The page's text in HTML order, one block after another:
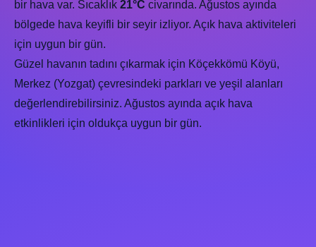
bir hava var. Sıcaklık 21°C civarında. Ağustos ayında
bölgede hava keyifli bir seyir izliyor. Açık hava aktiviteleri
için uygun bir gün.
Güzel havanın tadını çıkarmak için Köçekkömü Köyü,
Merkez (Yozgat) çevresindeki parkları ve yeşil alanları
değerlendirebilirsiniz. Ağustos ayında açık hava
etkinlikleri için oldukça uygun bir gün.